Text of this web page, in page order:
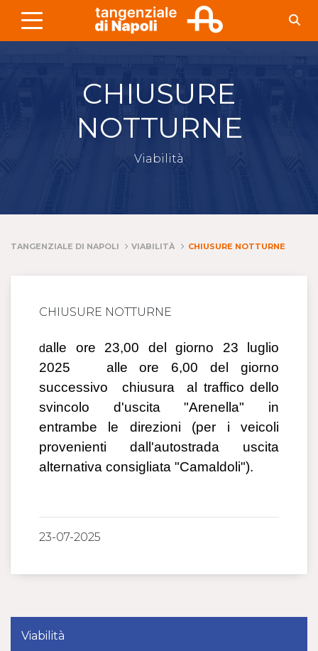
Skip to Main Content
CHIUSURE
NOTTURNE
Viabilità
Viabilità
TANGENZIALE DI NAPOLI VIABILITÀ CHIUSURE NOTTURNE
CHIUSURE NOTTURNE
dalle ore 23,00 del giorno 23 luglio
2025 alle ore 6,00 del giorno
successivo chiusura al traffico dello
svincolo d'uscita "Arenella" in
entrambe le direzioni (per i veicoli
provenienti dall'autostrada uscita
alternativa consigliata "Camaldoli").
23-07-2025